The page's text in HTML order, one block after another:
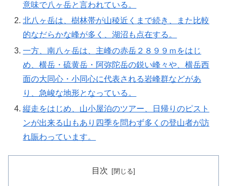
意味で八ヶ岳と言われている。
​北八ヶ岳は、樹林帯が山稜近くまで続き、また比較
的なだらかな峰が多く、湖沼も点在する。
一方、南八ヶ岳は、主峰の赤岳２８９９ｍをはじ
め、横岳・硫黄岳・阿弥陀岳の鋭い峰々や、横岳西
面の大同心・小同心に代表される岩峰群などがあ
り、急峻な地形となっている。
縦走をはじめ、山小屋泊のツアー、日帰りのピスト
ンが出来る山もあり四季を問わず多くの登山者が訪
れ賑わっています。
目次